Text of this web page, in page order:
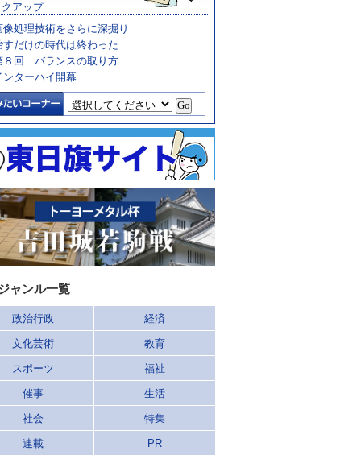
アップ
像処理技術をさらに深掘り
すだけの時代は終わった
８回 バランスの取り方
ンターハイ開幕
ャンル一覧
政治行政 経済
文化芸術 教育
スポーツ 福祉
催事 生活
社会 特集
連載 PR